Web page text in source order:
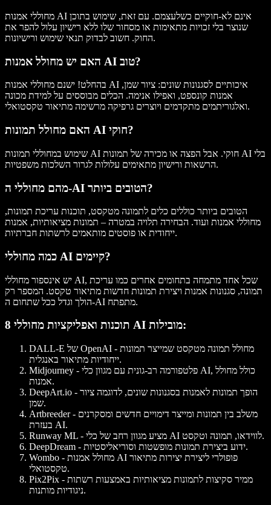
מחוללי אמנות AI אינם לא-חוקיים כשלעצמם. עם זאת, שימוש בתוכן
שנוצר בלי זכויות מתאימות או מסחור שלו ללא רישיון עלול להפר את
החוק. חשוב לבדוק תנאי שימוש ורישיונות.
האם יש מחולל אמנות AI טוב?
בהחלט! ישנם מחוללי אמנות AI איכותיים לסגנונות שונים: ציור שמן,
אמנות קונספט, ואפילו אנימה. הכלים מבוססים על למידת מכונה
ואלגוריתמים מתקדמים ויוצרים גרפיקה מרשימה מתיאור טקסטואלי.
האם מחולל תמונות AI חוקי?
שימוש במחוללי תמונות AI חוקי. אבל הפצה או מכירה של תמונות AI בלי
הרשאות ורישיון מתאימים עלולות לגרור השלכות משפטיות.
מהם מחוללי ה-AI הטובים ביותר?
הטובים ביותר כוללים כלים לתמונה מטקסט, תוכנות עריכת תמונות,
מחוללי אמנות ועוד. הבחירה תלויה במטרה – תמונות מציאותיות, אמנות
ייחודית או פוסטים מותאמים לרשתות חברתיות.
כמה מחוללי AI קיימים?
יש אינספור מחוללי AI, שכל אחד מתמחה בתחומים אחרים כמו עריכת
תמונה, סגנונות אמנות ויצירת תמונות חדשות מתיאור טקסט. המספר רק
הולך וגדל ככל שתחום ה-AI מתפתח.
8 תוכנות ואפליקציות מחוללי AI מובילות:
DALL-E של OpenAI - מחולל תמונה מטקסט שמייצר תמונות
ייחודיות מתיאור באנגלית.
Midjourney - פלטפורמה רב-גונית עם מגוון כלי AI, כולל מחולל
אמנות.
DeepArt.io - הופך תמונות לאמנות בסגנונות שונים, לדוגמה ציור
שמן.
Artbreeder- משלב בין תמונות ומייצר דימויים חדשים ומסקרנים
בעזרת AI.
Runway ML
- מציע מגוון רחב של כלי AI לווידאו, תמונה וטקסט.
DeepDream
- ידוע ביצירת תמונות מופשטות וסוריאליסטיות.
Wombo - מחולל אמנות AI פופולרי ליצירת יצירות מתיאור
טקסטואלי.
Pix2Pix - ממיר סקיצות לתמונות מציאותיות באמצעות רשתות
ניגודיות מותנות.